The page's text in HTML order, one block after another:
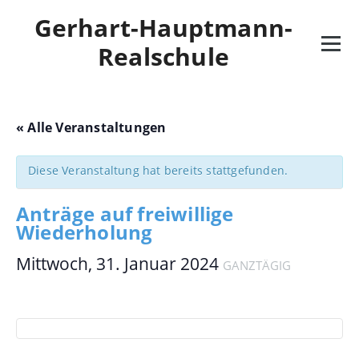
contentGerhart-Hauptmann-
Realschule
« Alle Veranstaltungen
Diese Veranstaltung hat bereits stattgefunden.
Anträge auf freiwillige
Wiederholung
Mittwoch, 31. Januar 2024 GANZTÄGIG